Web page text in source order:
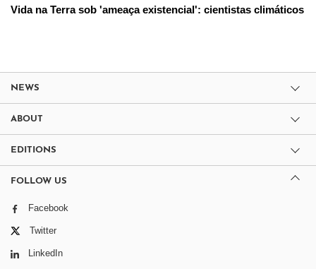
Vida na Terra sob 'ameaça existencial': cientistas climáticos
NEWS
ABOUT
EDITIONS
FOLLOW US
Facebook
Twitter
LinkedIn